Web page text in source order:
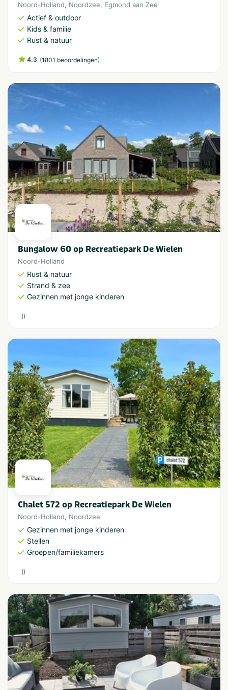
Noord-Holland, Noordzee, Egmond aan Zee
Actief & outdoor
Kids & familie
Rust & natuur
4.3 (1801 beoordelingen)
Bungalow 60 op Recreatiepark De Wielen
Noord-Holland
Rust & natuur
Strand & zee
Gezinnen met jonge kinderen
()
Chalet 572 op Recreatiepark De Wielen
Noord-Holland, Noordzee
Gezinnen met jonge kinderen
Stellen
Groepen/familiekamers
()